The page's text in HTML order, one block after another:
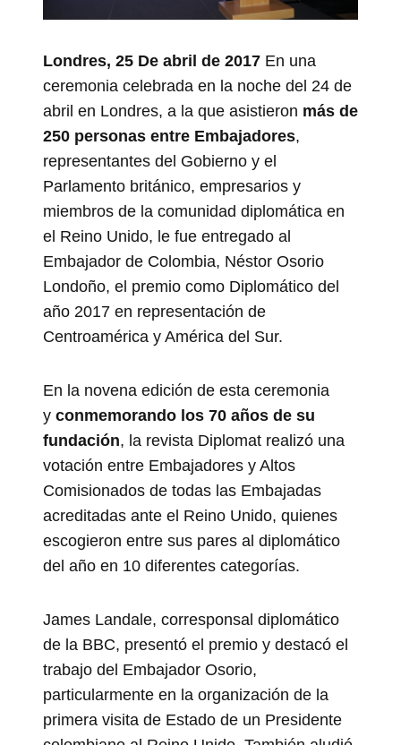
Londres, 25 De abril de 2017 En una
ceremonia celebrada en la noche del 24 de
abril en Londres, a la que asistieron más de
250 personas entre Embajadores,
representantes del Gobierno y el
Parlamento británico, empresarios y
miembros de la comunidad diplomática en
el Reino Unido, le fue entregado al
Embajador de Colombia, Néstor Osorio
Londoño, el premio como Diplomático del
año 2017 en representación de
Centroamérica y América del Sur.
En la novena edición de esta ceremonia
y conmemorando los 70 años de su
fundación, la revista Diplomat realizó una
votación entre Embajadores y Altos
Comisionados de todas las Embajadas
acreditadas ante el Reino Unido, quienes
escogieron entre sus pares al diplomático
del año en 10 diferentes categorías.
James Landale, corresponsal diplomático
de la BBC, presentó el premio y destacó el
trabajo del Embajador Osorio,
particularmente en la organización de la
primera visita de Estado de un Presidente